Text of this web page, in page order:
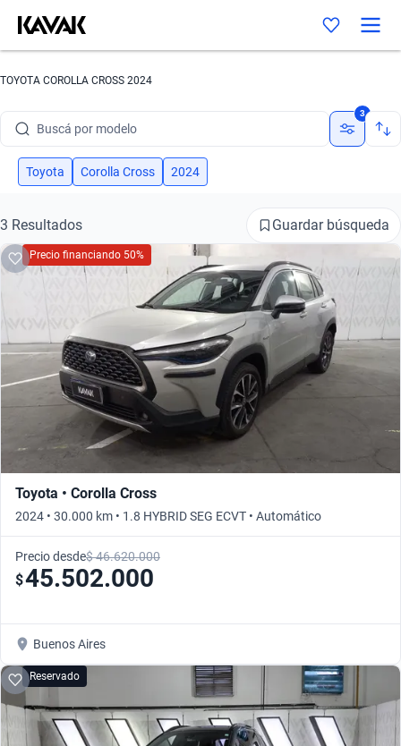
TOYOTA COROLLA CROSS 2024
Buscá por modelo
Buscá por versión
Buscá por marca
Buscá por modelo
Buscá por año
3
Toyota Corolla Cross 2024
3 Resultados Guardar búsqueda
Precio financiando 50%
Toyota • Corolla Cross
2024 • 30.000 km • 1.8 HYBRID SEG ECVT • Automático
Precio desde$ 46.620.000
$45.502.000
Buenos Aires
Reservado